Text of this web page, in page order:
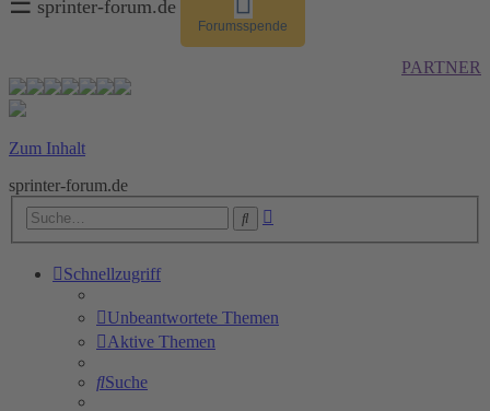
sprinter-forum.de
Forumsspende
PARTNER
Zum Inhalt
sprinter-forum.de
Suche
Schnellzugriff
Unbeantwortete Themen
Aktive Themen
Suche